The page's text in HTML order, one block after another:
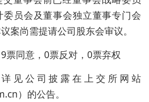
员会及董事会独立董事专门会
案尚需提请公司股东会审议。
票同意，0票反对，0票弃权
见公司披露在上交所网站
）的公告。